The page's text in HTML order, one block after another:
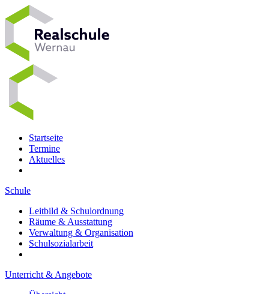
Startseite
Termine
Aktuelles
Schule
Leitbild & Schulordnung
Räume & Ausstattung
Verwaltung & Organisation
Schulsozialarbeit
Unterricht & Angebote